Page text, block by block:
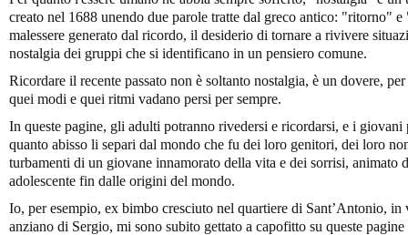
creato nel 1688 unendo due parole tratte dal greco antico: "ritorno"
malessere generato dal ricordo, il desiderio di tornare a rivivere
nostalgia dei gruppi che si identificano in un pensiero comune.
Ricordare il recente passato non è soltanto nostalgia, è un dovere,
quei modi e quei ritmi vadano persi per sempre.
In queste pagine, gli adulti potranno rivedersi e ricordarsi, e i
quanto abisso li separi dal mondo che fu dei loro genitori, dei loro
turbamenti di un giovane innamorato della vita e dei sorrisi, animato
adolescente fin dalle origini del mondo.
Io, per esempio, ex bimbo cresciuto nel quartiere di Sant’Antonio,
anziano di Sergio, mi sono subito gettato a capofitto su queste